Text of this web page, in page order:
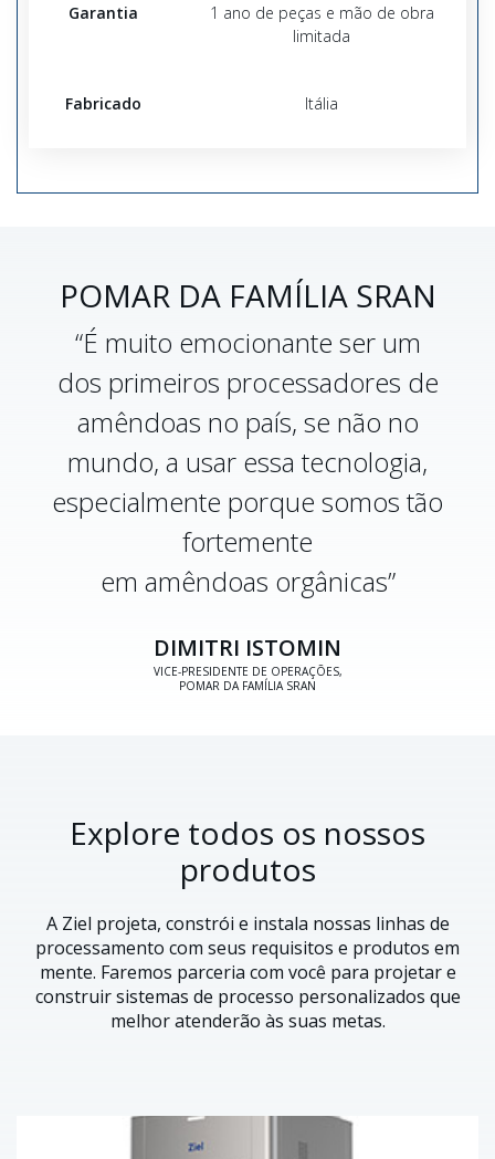
Garantia
1 ano de peças e mão de obra
limitada
Fabricado Itália
POMAR DA FAMÍLIA SRAN
“É muito emocionante ser um
dos primeiros processadores de
amêndoas no país, se não no
mundo, a usar essa tecnologia,
especialmente porque somos tão
fortemente
em amêndoas orgânicas”
DIMITRI ISTOMIN
VICE-PRESIDENTE DE OPERAÇÕES,
POMAR DA FAMÍLIA SRAN
Explore todos os nossos
produtos
A Ziel projeta, constrói e instala nossas linhas de
processamento com seus requisitos e produtos em
mente. Faremos parceria com você para projetar e
construir sistemas de processo personalizados que
melhor atenderão às suas metas.